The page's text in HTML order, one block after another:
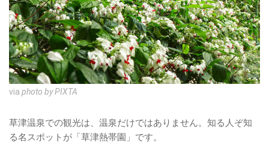
via photo by PIXTA
草津温泉での観光は、温泉だけではありません。知る人ぞ知
る名スポットが「草津熱帯園」です。